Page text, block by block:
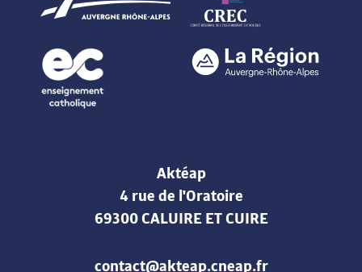
Aktéap
4 rue de l'Oratoire
69300 CALUIRE ET CUIRE
contact@akteap.cneap.fr